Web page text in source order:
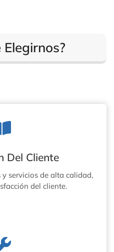
Elegirnos?
Del Cliente
servicios de alta calidad,
del cliente.